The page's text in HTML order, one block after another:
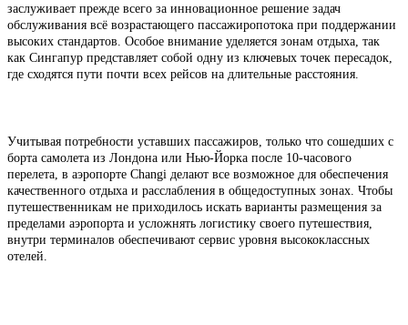
заслуживает прежде всего за инновационное решение задач
обслуживания всё возрастающего пассажиропотока при поддержании
высоких стандартов. Особое внимание уделяется зонам отдыха, так
как Сингапур представляет собой одну из ключевых точек пересадок,
где сходятся пути почти всех рейсов на длительные расстояния.
Учитывая потребности уставших пассажиров, только что сошедших с
борта самолета из Лондона или Нью-Йорка после 10-часового
перелета, в аэропорте Changi делают все возможное для обеспечения
качественного отдыха и расслабления в общедоступных зонах. Чтобы
путешественникам не приходилось искать варианты размещения за
пределами аэропорта и усложнять логистику своего путешествия,
внутри терминалов обеспечивают сервис уровня высококлассных
отелей.